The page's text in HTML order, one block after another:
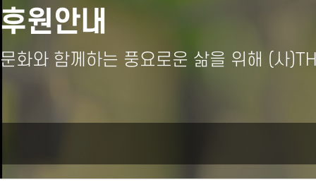
후원안내
문화와 함께하는 풍요로운 삶을 위해 (사